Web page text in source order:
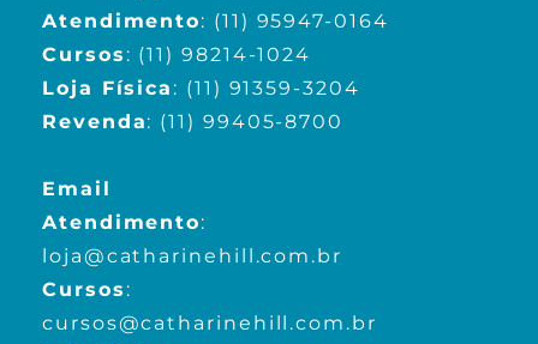
Atendimento: (11) 95947-0164
Cursos : (11) 98214-1024
Loja Física : (11) 91359-3204
Revenda: (11) 99405-8700
Email
Atendimento:
loja@catharinehill.com.br
Cursos :
cursos@catharinehill.com.br